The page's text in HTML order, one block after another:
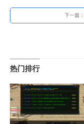
下一篇：
热门排行